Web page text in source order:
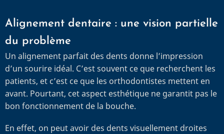
Alignement dentaire : une vision partielle
du problème
Un alignement parfait des dents donne l’impression
d’un sourire idéal. C’est souvent ce que recherchent les
patients, et c’est ce que les orthodontistes mettent en
avant. Pourtant, cet aspect esthétique ne garantit pas le
bon fonctionnement de la bouche.
En effet, on peut avoir des dents visuellement droites